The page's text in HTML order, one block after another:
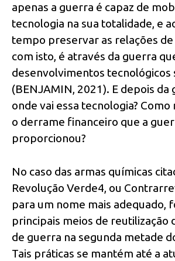
apenas a guerra é capaz de
tecnologia na sua totalidade, e
tempo preservar as relações
com isto, é através da guerra
desenvolvimentos tecnológicos
(BENJAMIN, 2021). E depois da
onde vai essa tecnologia?
o derrame financeiro que a
proporcionou?
No caso das armas químicas
Revolução Verde4, ou
para um nome mais adequado,
principais meios de reutilização
de guerra na segunda metade
Tais práticas se mantém até a